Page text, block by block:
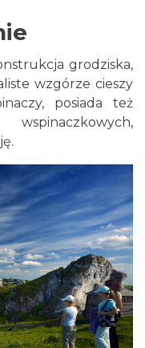
grodziska,
wzgórze cieszy
posiada też